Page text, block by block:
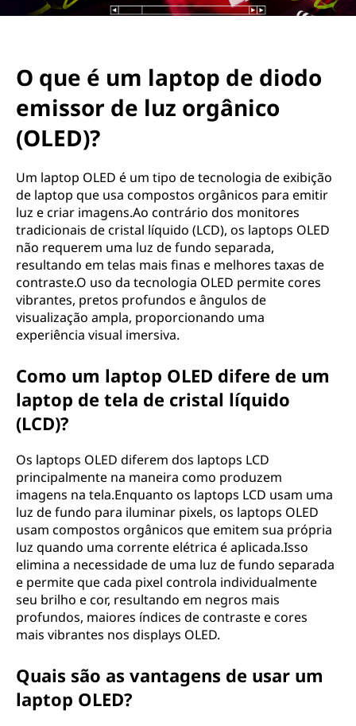
O que é um laptop de diodo
emissor de luz orgânico
(OLED)?
Um laptop OLED é um tipo de tecnologia de exibição
de laptop que usa compostos orgânicos para emitir
luz e criar imagens.Ao contrário dos monitores
tradicionais de cristal líquido (LCD), os laptops OLED
não requerem uma luz de fundo separada,
resultando em telas mais finas e melhores taxas de
contraste.O uso da tecnologia OLED permite cores
vibrantes, pretos profundos e ângulos de
visualização ampla, proporcionando uma
experiência visual imersiva.
Como um laptop OLED difere de um
laptop de tela de cristal líquido
(LCD)?
Os laptops OLED diferem dos laptops LCD
principalmente na maneira como produzem
imagens na tela.Enquanto os laptops LCD usam uma
luz de fundo para iluminar pixels, os laptops OLED
usam compostos orgânicos que emitem sua própria
luz quando uma corrente elétrica é aplicada.Isso
elimina a necessidade de uma luz de fundo separada
e permite que cada pixel controla individualmente
seu brilho e cor, resultando em negros mais
profundos, maiores índices de contraste e cores
mais vibrantes nos displays OLED.
Quais são as vantagens de usar um
laptop OLED?